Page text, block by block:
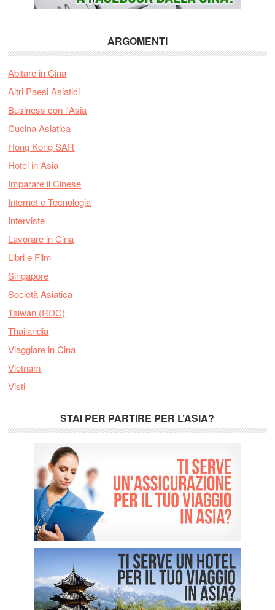
ARGOMENTI
Abitare in Cina
Altri Paesi Asiatici
Business con l'Asia
Cucina Asiatica
Hong Kong SAR
Hotel in Asia
Imparare il Cinese
Internet e Tecnologia
Interviste
Lavorare in Cina
Libri e Film
Singapore
Società Asiatica
Taiwan (RDC)
Thailandia
Viaggiare in Cina
Vietnam
Visti
STAI PER PARTIRE PER L’ASIA?